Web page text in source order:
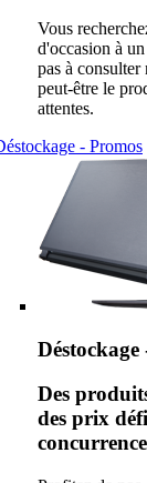
Vous
d'occasion à
pas à
peut-être le
attentes.
- Promos
Des
des prix